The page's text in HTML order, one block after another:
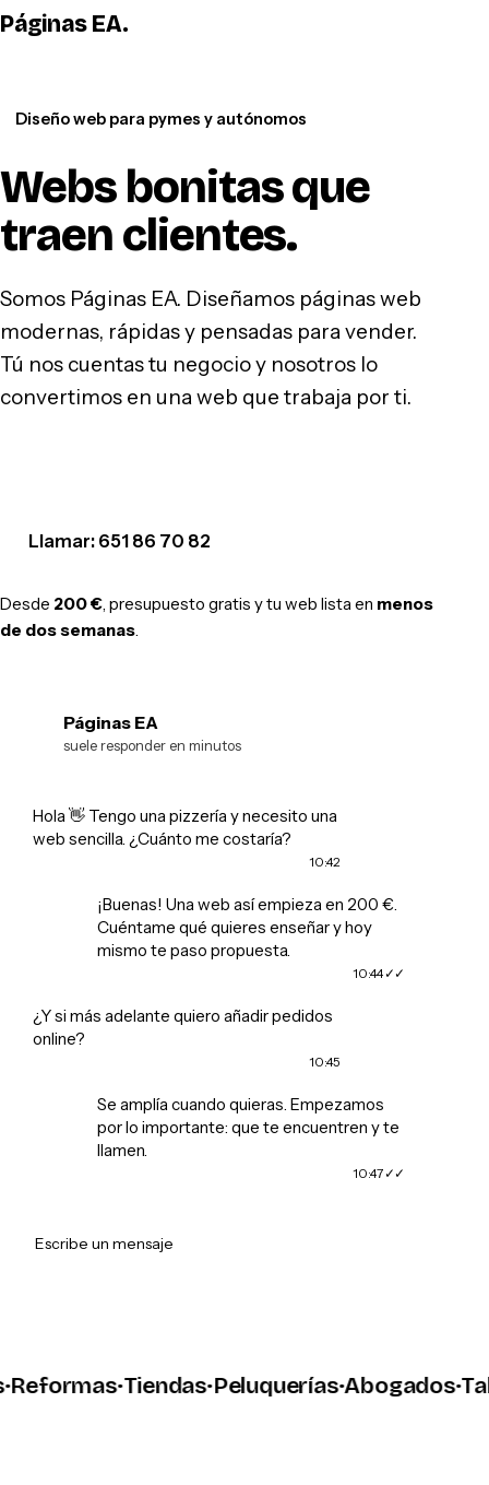
Páginas EA.
Diseño web para pymes y autónomos
Webs bonitas que
traen clientes.
Somos Páginas EA. Diseñamos páginas web
modernas, rápidas y pensadas para vender.
Tú nos cuentas tu negocio y nosotros lo
convertimos en una web que trabaja por ti.
Llamar: 651 86 70 82
Desde 200 €, presupuesto gratis y tu web lista en menos
de dos semanas.
Páginas EA
suele responder en minutos
Hola 👋 Tengo una pizzería y necesito una
web sencilla. ¿Cuánto me costaría?
10:42
¡Buenas! Una web así empieza en 200 €.
Cuéntame qué quieres enseñar y hoy
mismo te paso propuesta.
10:44
¿Y si más adelante quiero añadir pedidos
online?
10:45
Se amplía cuando quieras. Empezamos
por lo importante: que te encuentren y te
llamen.
10:47
Escribe un mensaje
·Tiendas·Peluquerías·Abogados·